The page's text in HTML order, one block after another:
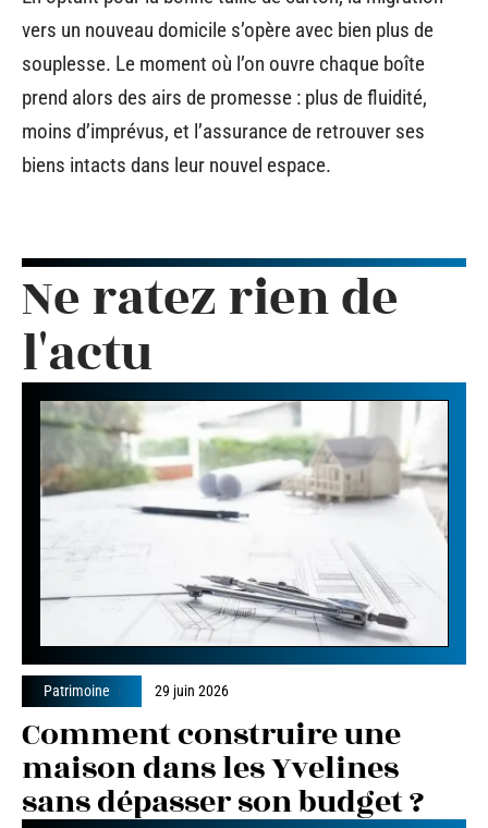
vers un nouveau domicile s’opère avec bien plus de
souplesse. Le moment où l’on ouvre chaque boîte
prend alors des airs de promesse : plus de fluidité,
moins d’imprévus, et l’assurance de retrouver ses
biens intacts dans leur nouvel espace.
Ne ratez rien de
l'actu
Patrimoine 29 juin 2026
Comment construire une
maison dans les Yvelines
sans dépasser son budget ?